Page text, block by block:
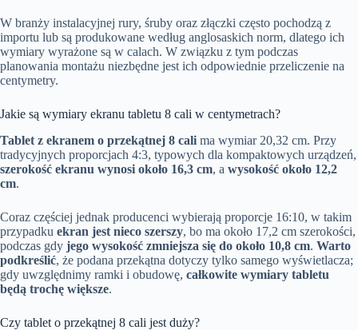
W branży instalacyjnej rury, śruby oraz złączki często pochodzą z
importu lub są produkowane według anglosaskich norm, dlatego ich
wymiary wyrażone są w calach. W związku z tym podczas
planowania montażu niezbędne jest ich odpowiednie przeliczenie na
centymetry.
Jakie są wymiary ekranu tabletu 8 cali w centymetrach?
Tablet z ekranem o przekątnej 8 cali ma wymiar 20,32 cm. Przy
tradycyjnych proporcjach 4:3, typowych dla kompaktowych urządzeń,
szerokość ekranu wynosi około 16,3 cm, a wysokość około 12,2
cm.
Coraz częściej jednak producenci wybierają proporcje 16:10, w takim
przypadku ekran jest nieco szerszy, bo ma około 17,2 cm szerokości,
podczas gdy jego wysokość zmniejsza się do około 10,8 cm. Warto
podkreślić, że podana przekątna dotyczy tylko samego wyświetlacza;
gdy uwzględnimy ramki i obudowę, całkowite wymiary tabletu
będą trochę większe.
Czy tablet o przekątnej 8 cali jest duży?